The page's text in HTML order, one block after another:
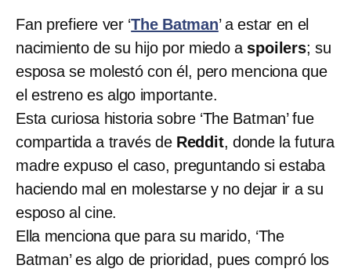
Fan prefiere ver ‘The Batman’ a estar en el
nacimiento de su hijo por miedo a spoilers; su
esposa se molestó con él, pero menciona que
el estreno es algo importante.
Esta curiosa historia sobre ‘The Batman’ fue
compartida a través de Reddit, donde la futura
madre expuso el caso, preguntando si estaba
haciendo mal en molestarse y no dejar ir a su
esposo al cine.
Ella menciona que para su marido, ‘The
Batman’ es algo de prioridad, pues compró los